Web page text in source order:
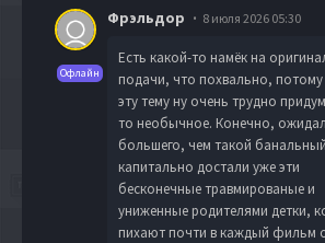
Офлайн
Фрэльдор 8 июля 2026 05:30
Есть какой-то намёк на
подачи, что похвально, потому
эту тему ну очень трудно
то необычное. Конечно,
большего, чем такой
капитально достали уже эти
бесконечные травмированые и
униженные родителями детки,
пихают почти в каждый фильм